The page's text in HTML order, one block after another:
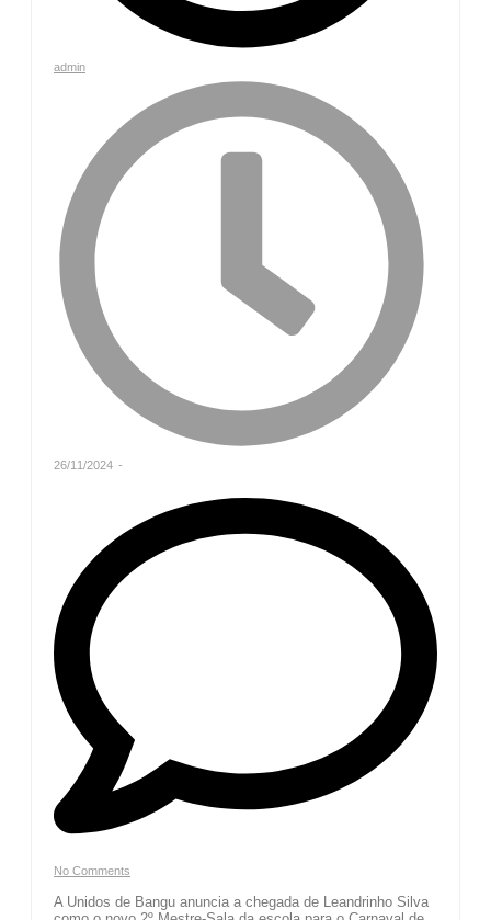
admin
26/11/2024 -
No Comments
A Unidos de Bangu anuncia a chegada de Leandrinho Silva